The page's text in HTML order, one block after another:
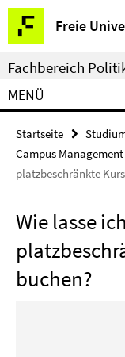
Springe
direkt
zu
Inhalt
Freie
Service-
Navigation
Fachbereich
MENÜ
Startseite
Campus Management
platzbeschränkte
Wie lasse
buchen?